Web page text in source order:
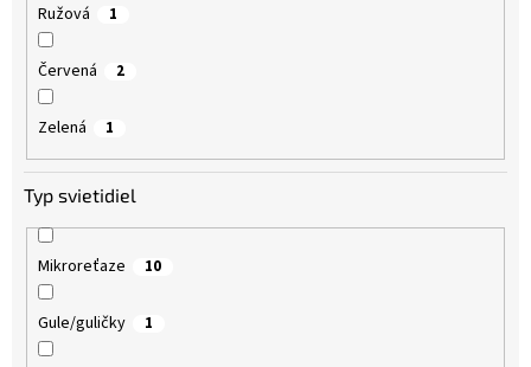
Ružová 1
Červená 2
Zelená 1
Typ svietidiel
Mikroreťaze 10
Gule/guličky 1